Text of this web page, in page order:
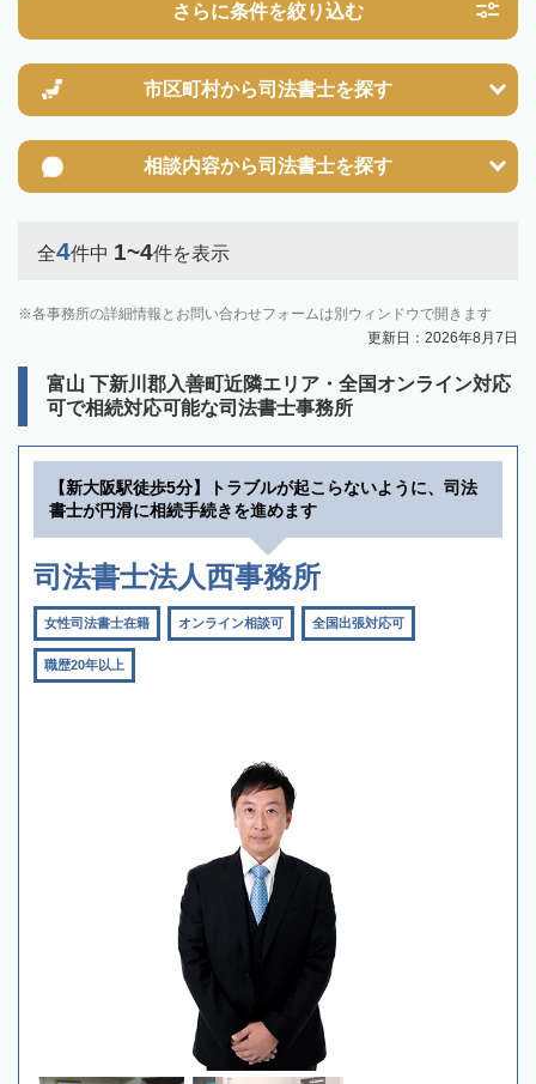
さらに条件を絞り込む
市区町村から司法書士を探す
相談内容から司法書士を探す
全4件中 1~4件を表示
各事務所の詳細情報とお問い合わせフォームは別ウィンドウで開きます
更新日：2026年8月7日
富山 下新川郡入善町近隣エリア・全国オンライン対応
可で相続対応可能な司法書士事務所
【新大阪駅徒歩5分】トラブルが起こらないように、司法
書士が円滑に相続手続きを進めます
司法書士法人西事務所
女性司法書士在籍 オンライン相談可 全国出張対応可
職歴20年以上